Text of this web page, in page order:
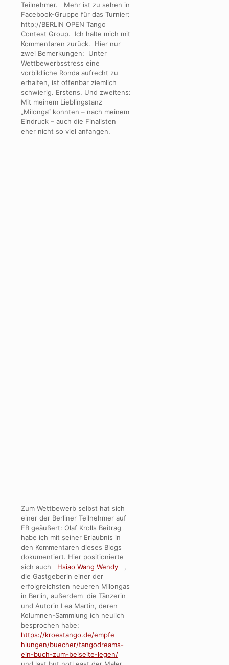
Teilnehmer. Mehr ist zu sehen in
Facebook-Gruppe für das Turnier:
http://BERLIN OPEN Tango
Contest Group. Ich halte mich mit
Kommentaren zurück. Hier nur
zwei Bemerkungen: Unter
Wettbewerbsstress eine
vorbildliche Ronda aufrecht zu
erhalten, ist offenbar ziemlich
schwierig. Erstens. Und zweitens:
Mit meinem Lieblingstanz
„Milonga“ konnten – nach meinem
Eindruck – auch die Finalisten
eher nicht so viel anfangen.
Zum Wettbewerb selbst hat sich
einer der Berliner Teilnehmer auf
FB geäußert: Olaf Krolls Beitrag
habe ich mit seiner Erlaubnis in
den Kommentaren dieses Blogs
dokumentiert. Hier positionierte
sich auch Hsiao Wang Wendy
,
die Gastgeberin einer der
erfolgreichsten neueren Milongas
in Berlin, außerdem die Tänzerin
und Autorin Lea Martin, deren
Kolumnen-Sammlung ich neulich
besprochen habe:
https://kroestango.de/empfe
hlungen/buecher/tangodreams-
ein-buch-zum-beiseite-legen/